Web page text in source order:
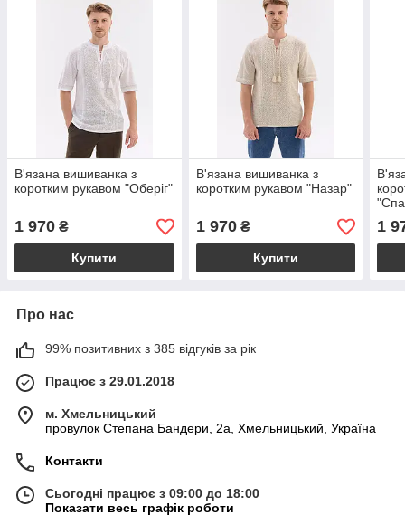
В'язана вишиванка з
коротким рукавом "Оберіг"
1 970 ₴
Купити
В'язана вишиванка з
коротким рукавом "Назар"
1 970₴
Купити
1
Про нас
99% позитивних з 385 відгуків за рік
Працює з 29.01.2018
м. Хмельницький
провулок Степана Бандери, 2a, Хмельницький, Україна
Контакти
Сьогодні працює з 09:00 до 18:00
Показати весь графік роботи